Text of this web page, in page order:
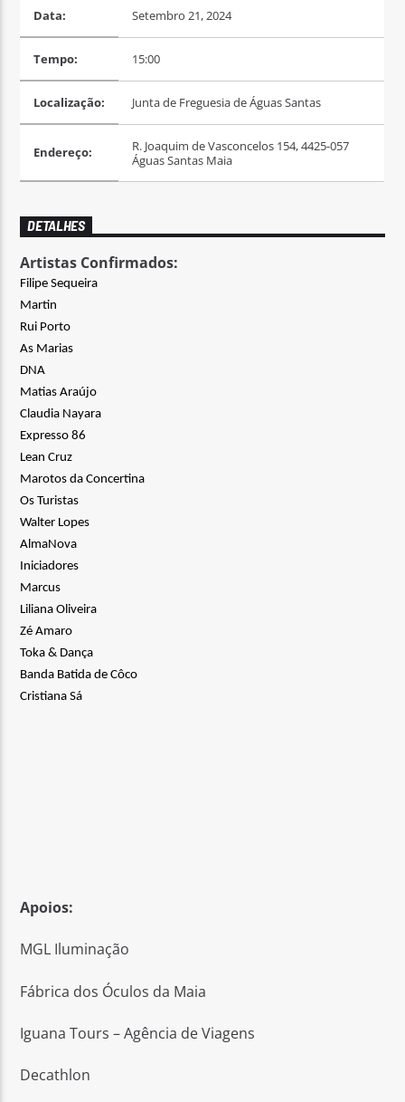
Rádio No ar
Data: Setembro 21, 2024
Tempo: 15:00
Localização: Junta de Freguesia de Águas Santas
Endereço:
R. Joaquim de Vasconcelos 154, 4425-057
Águas Santas Maia
DETALHES
Artistas Confirmados:
Filipe Sequeira
Martin
Rui Porto
As Marias
DNA
Matias Araújo
Claudia Nayara
Expresso 86
Lean Cruz
Marotos da Concertina
Os Turistas
Walter Lopes
AlmaNova
Iniciadores
Marcus
Liliana Oliveira
Zé Amaro
Toka & Dança
Banda Batida de Côco
Cristiana Sá
Apoios:
MGL Iluminação
Fábrica dos Óculos da Maia
Iguana Tours – Agência de Viagens
Decathlon